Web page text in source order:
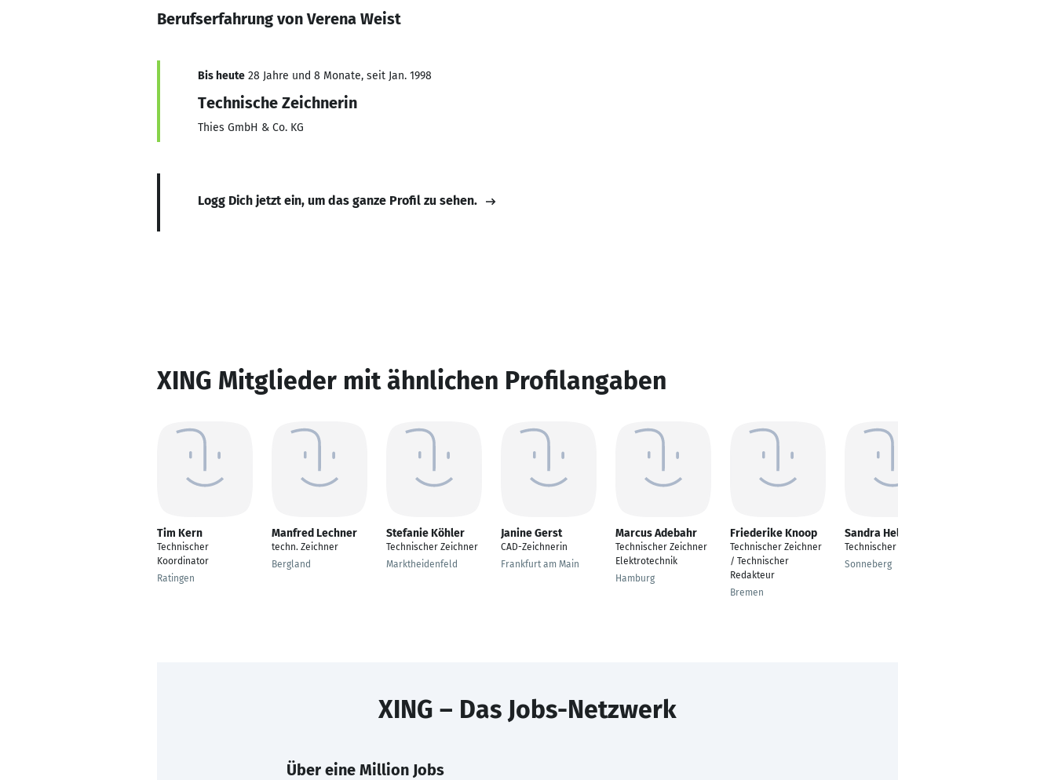
Berufserfahrung von Verena Weist
Bis heute 28 Jahre und 8 Monate, seit Jan. 1998
Technische Zeichnerin
Thies GmbH & Co. KG
Logg Dich jetzt ein, um das ganze Profil zu sehen.
XING Mitglieder mit ähnlichen Profilangaben
Tim Kern
Technischer
Koordinator
Ratingen
Manfred Lechner
techn. Zeichner
Bergland
Stefanie Köhler
Technischer Zeichner
Marktheidenfeld
Janine Gerst
CAD-Zeichnerin
Frankfurt am Main
Marcus Adebahr
Technischer Zeichner
Elektrotechnik
Hamburg
Friederike Knoop
Technischer Zeichner
/ Technischer
Redakteur
Bremen
Sandra Helk
Technischer Zeichner
Sonneberg
XING – Das Jobs-Netzwerk
Über eine Million Jobs